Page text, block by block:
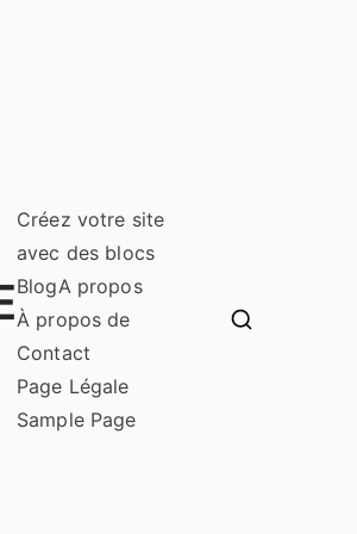
Créez votre site
avec des blocs
BlogA propos
À propos de
Contact
Page Légale
Sample Page